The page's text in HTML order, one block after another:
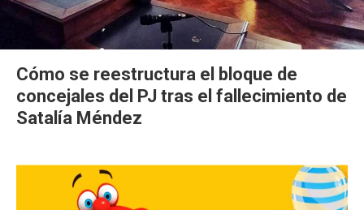
Cómo se reestructura el bloque de
concejales del PJ tras el fallecimiento de
Satalía Méndez